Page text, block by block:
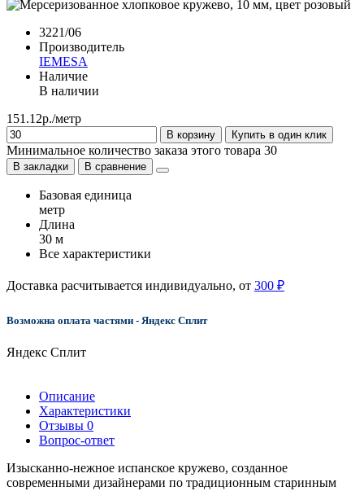
3221/06
Производитель
IEMESA
Наличие
В наличии
151.12р./метр
В корзину Купить в один клик
Минимальное количество заказа этого товара 30
В закладки В сравнение
Базовая единица
метр
Длина
30 м
Все характеристики
Доставка расчитывается индивидуально, от 300 ₽
Возможна оплата частями - Яндекс Сплит
Яндекс Сплит
Описание
Характеристики
Отзывы 0
Вопрос-ответ
Изысканно-нежное испанское кружево, созданное
современными дизайнерами по традиционным старинным